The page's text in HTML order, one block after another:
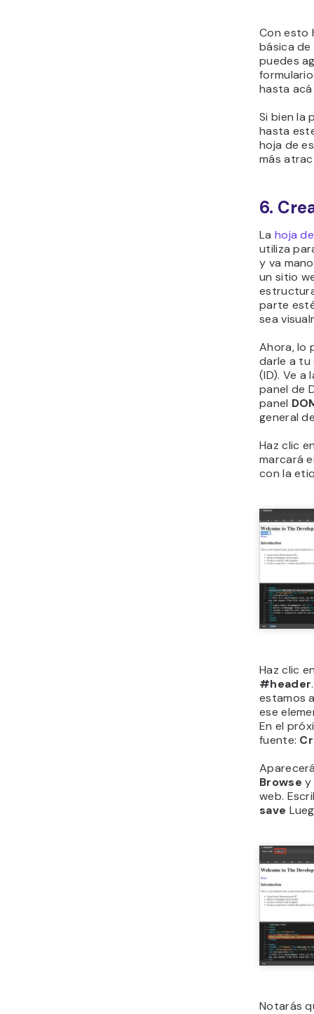
Con esto
básica de
puedes
hasta
Si bien la
hasta
hoja de
más
6.
La hoja
utiliza
y va
un sitio
parte
sea
Ahora, lo
darle a tu
(ID). Ve a
panel de
panel
general
Haz clic
marcará
con la
Haz clic
#header
estamos
ese
En el
fuente:
Browse y
web.
save
Notarás